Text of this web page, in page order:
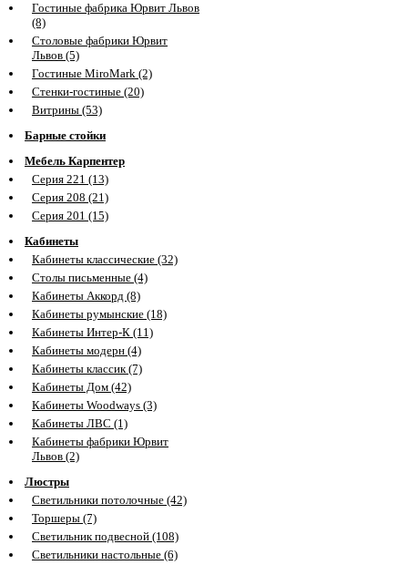
Гостиные фабрика Юрвит Львов
(8)
Столовые фабрики Юрвит
Львов (5)
Гостиные MiroMark (2)
Стенки-гостиные (20)
Витрины (53)
Барные стойки
Мебель Карпентер
Серия 221 (13)
Серия 208 (21)
Серия 201 (15)
Кабинеты
Кабинеты классические (32)
Столы письменные (4)
Кабинеты Аккорд (8)
Кабинеты румынские (18)
Кабинеты Интер-К (11)
Кабинеты модерн (4)
Кабинеты классик (7)
Кабинеты Дом (42)
Кабинеты Woodways (3)
Кабинеты ЛВС (1)
Кабинеты фабрики Юрвит
Львов (2)
Люстры
Светильники потолочные (42)
Торшеры (7)
Светильник подвесной (108)
Светильники настольные (6)